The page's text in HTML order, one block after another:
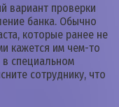
вариант проверки
банка. Обычно
которые ранее не
кажется им чем-то
специальном
сотруднику, что